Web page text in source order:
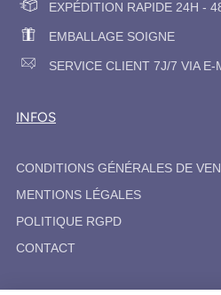
EXPÉDITION RAPIDE 24H -
EMBALLAGE SOIGNE
SERVICE CLIENT 7J/7 VIA E-
INFOS
CONDITIONS GÉNÉRALES DE
MENTIONS LÉGALES
POLITIQUE RGPD
CONTACT